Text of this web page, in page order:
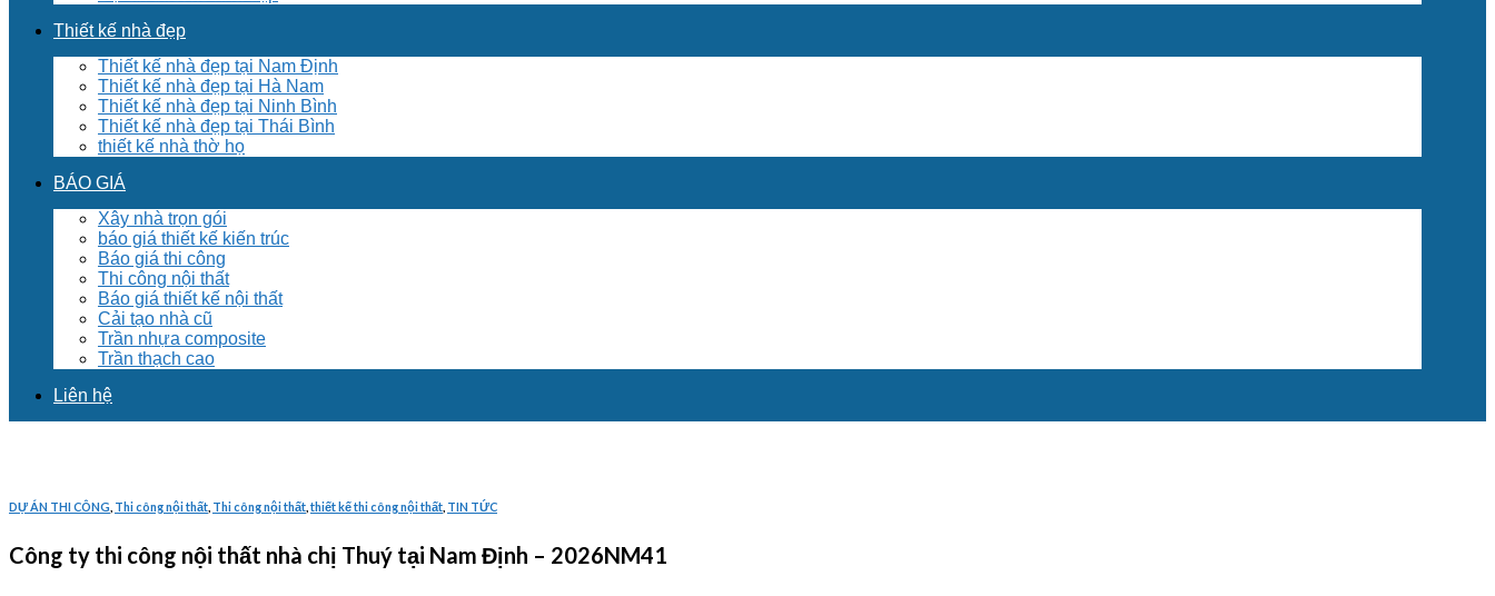
Thiết kế nhà đẹp
Thiết kế nhà đẹp tại Nam Định
Thiết kế nhà đẹp tại Hà Nam
Thiết kế nhà đẹp tại Ninh Bình
Thiết kế nhà đẹp tại Thái Bình
thiết kế nhà thờ họ
BÁO GIÁ
Xây nhà trọn gói
báo giá thiết kế kiến trúc
Báo giá thi công
Thi công nội thất
Báo giá thiết kế nội thất
Cải tạo nhà cũ
Trần nhựa composite
Trần thạch cao
Liên hệ
DỰ ÁN THI CÔNG Thi công nội thất Thi công nội thất thiết kế thi công nội thất TIN TỨC
Công ty thi công nội thất nhà chị Thuý tại Nam Định – 2026NM41